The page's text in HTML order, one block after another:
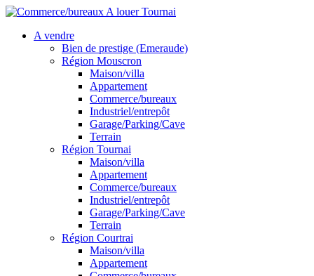
A vendre
Bien de prestige (Emeraude)
Région Mouscron
Maison/villa
Appartement
Commerce/bureaux
Industriel/entrepôt
Garage/Parking/Cave
Terrain
Région Tournai
Maison/villa
Appartement
Commerce/bureaux
Industriel/entrepôt
Garage/Parking/Cave
Terrain
Région Courtrai
Maison/villa
Appartement